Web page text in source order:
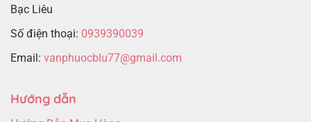
Bạc Liêu
Số điện thoại: 0939390039
Email: vanphuocblu77@gmail.com
Hướng dẫn